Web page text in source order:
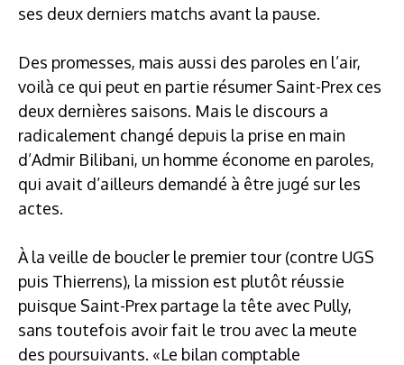
ses deux derniers matchs avant la pause.
Des promesses, mais aussi des paroles en l’air,
voilà ce qui peut en partie résumer Saint-Prex ces
deux dernières saisons. Mais le discours a
radicalement changé depuis la prise en main
d’Admir Bilibani, un homme économe en paroles,
qui avait d’ailleurs demandé à être jugé sur les
actes.
À la veille de boucler le premier tour (contre UGS
puis Thierrens), la mission est plutôt réussie
puisque Saint-Prex partage la tête avec Pully,
sans toutefois avoir fait le trou avec la meute
des poursuivants. «Le bilan comptable